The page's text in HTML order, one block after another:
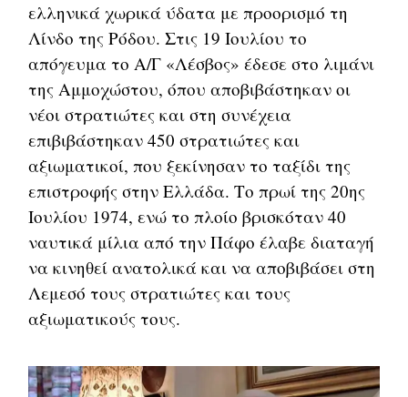
ελληνικά χωρικά ύδατα με προορισμό τη
Λίνδο της Ρόδου. Στις 19 Ιουλίου το
απόγευμα το Α/Γ «Λέσβος» έδεσε στο λιμάνι
της Αμμοχώστου, όπου αποβιβάστηκαν οι
νέοι στρατιώτες και στη συνέχεια
επιβιβάστηκαν 450 στρατιώτες και
αξιωματικοί, που ξεκίνησαν το ταξίδι της
επιστροφής στην Ελλάδα. Το πρωί της 20ης
Ιουλίου 1974, ενώ το πλοίο βρισκόταν 40
ναυτικά μίλια από την Πάφο έλαβε διαταγή
να κινηθεί ανατολικά και να αποβιβάσει στη
Λεμεσό τους στρατιώτες και τους
αξιωματικούς τους.